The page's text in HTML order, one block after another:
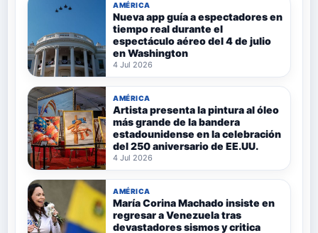
AMÉRICA
Nueva app guía a espectadores en
tiempo real durante el
espectáculo aéreo del 4 de julio
en Washington
4 Jul 2026
AMÉRICA
Artista presenta la pintura al óleo
más grande de la bandera
estadounidense en la celebración
del 250 aniversario de EE.UU.
4 Jul 2026
AMÉRICA
María Corina Machado insiste en
regresar a Venezuela tras
devastadores sismos y critica